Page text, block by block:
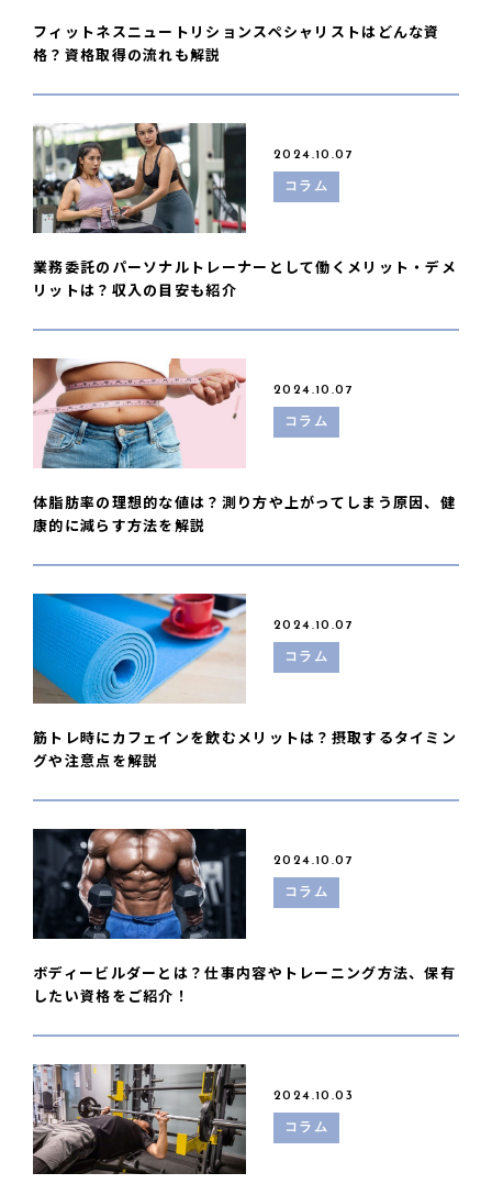
フィットネスニュートリションスペシャリストはどんな資
格？資格取得の流れも解説
2024.10.07
コラム
業務委託のパーソナルトレーナーとして働くメリット・デメ
リットは？収入の目安も紹介
2024.10.07
コラム
体脂肪率の理想的な値は？測り方や上がってしまう原因、健
康的に減らす方法を解説
2024.10.07
コラム
筋トレ時にカフェインを飲むメリットは？摂取するタイミン
グや注意点を解説
2024.10.07
コラム
ボディービルダーとは？仕事内容やトレーニング方法、保有
したい資格をご紹介！
2024.10.03
コラム